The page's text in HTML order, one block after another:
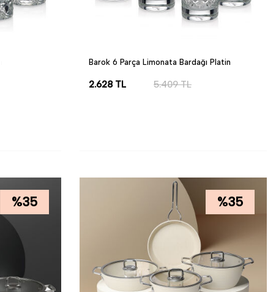
Barok 6 Parça Limonata Bardağı Platin
2.628TL 5.409TL
%35 %35